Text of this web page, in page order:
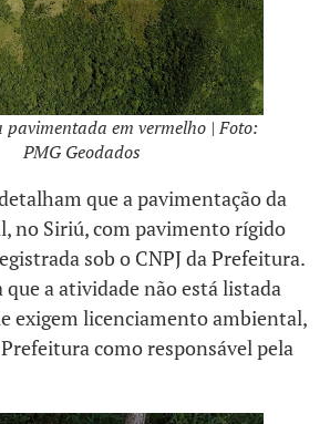
em vermelho | Foto:
PMG Geodados
que a pavimentação da
no Siriú, com pavimento rígido
sob o CNPJ da Prefeitura.
a atividade não está listada
exigem licenciamento ambiental,
como responsável pela